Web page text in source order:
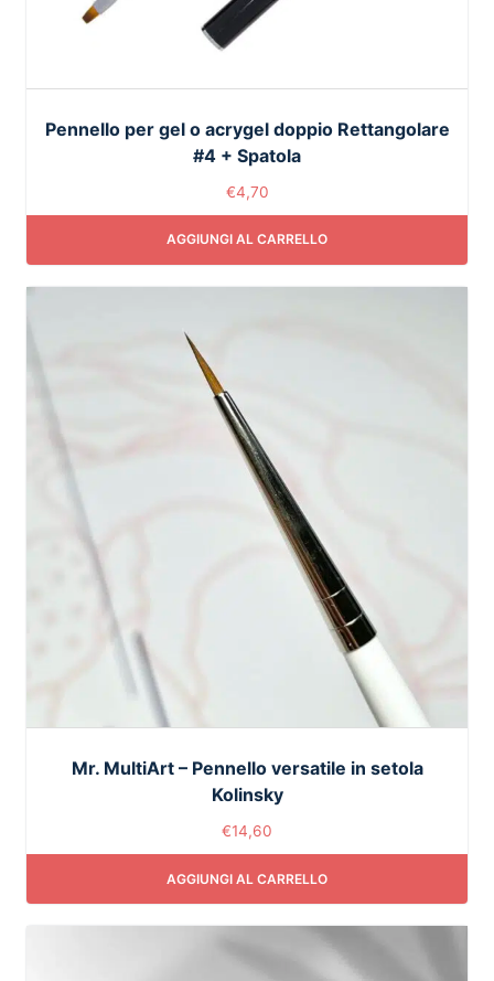
Pennello per gel o acrygel doppio Rettangolare
#4 + Spatola
€4,70
AGGIUNGI AL CARRELLO
Mr. MultiArt – Pennello versatile in setola
Kolinsky
€14,60
AGGIUNGI AL CARRELLO